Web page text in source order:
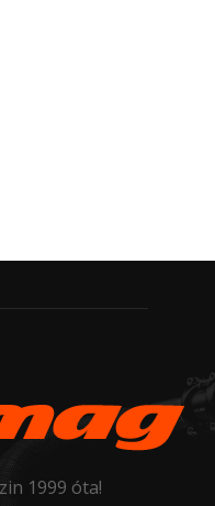
1999 óta!